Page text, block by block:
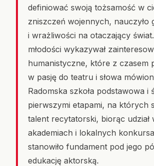
definiować swoją tożsamość w
zniszczeń wojennych, nauczyło
i wrażliwości na otaczający
młodości wykazywał
humanistyczne, które z czasem
w pasję do teatru i słowa
Radomska szkoła podstawowa i
pierwszymi etapami, na których
talent recytatorski, biorąc udział
akademiach i lokalnych
stanowiło fundament pod jego
edukację aktorską.